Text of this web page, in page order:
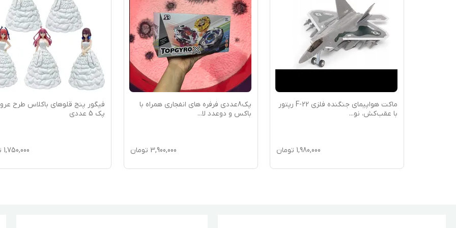
ماکت هواپیمای جنگنده فلزی F-22 رپتور
پک8عددی فرفره های انفجاری همراه با
فیگور پنج قلوهای باکلاس طرح عروس
اسکوتر میکرو4 چرخ